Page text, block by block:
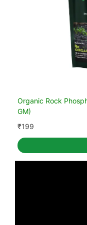
Organic Rock
GM)
₹199